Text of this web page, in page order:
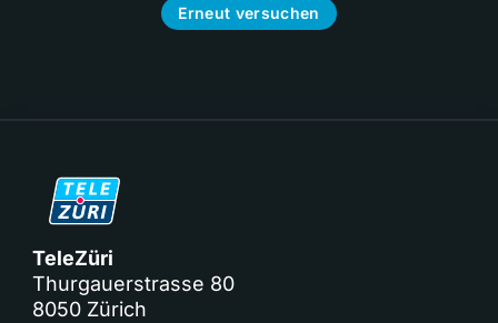
Erneut versuchen
TeleZüri
Thurgauerstrasse 80
8050 Zürich